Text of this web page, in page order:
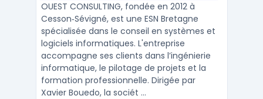
OUEST CONSULTING, fondée en 2012 à
Cesson‑Sévigné, est une ESN Bretagne
spécialisée dans le conseil en systèmes et
logiciels informatiques. L'entreprise
accompagne ses clients dans l’ingénierie
informatique, le pilotage de projets et la
formation professionnelle. Dirigée par
Xavier Bouedo, la sociét ...